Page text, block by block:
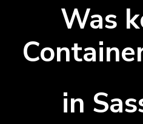
Was
in